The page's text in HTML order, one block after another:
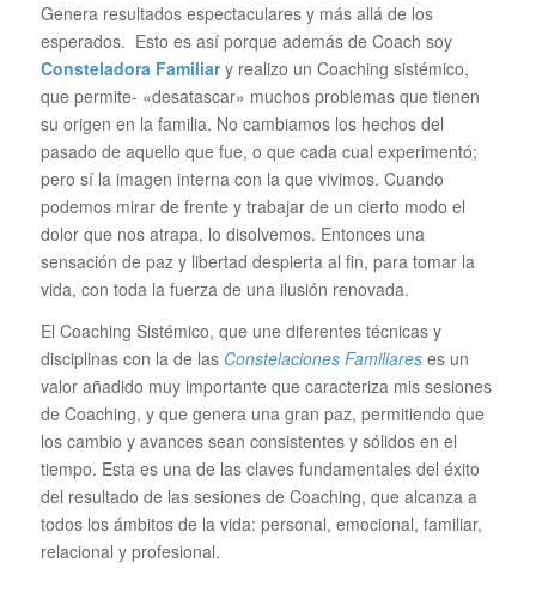
Genera resultados espectaculares y más allá de los
esperados. Esto es así porque además de Coach soy
Consteladora Familiary realizo un Coaching sistémico,
que permite- «desatascar» muchos problemas que tienen
su origen en la familia. No cambiamos los hechos del
pasado de aquello que fue, o que cada cual experimentó;
pero sí la imagen interna con la que vivimos. Cuando
podemos mirar de frente y trabajar de un cierto modo el
dolor que nos atrapa, lo disolvemos. Entonces una
sensación de paz y libertad despierta al fin, para tomar la
vida, con toda la fuerza de una ilusión renovada.
El Coaching Sistémico, que une diferentes técnicas y
disciplinas con la de las Constelaciones Familiares es un
valor añadido muy importante que caracteriza mis sesiones
de Coaching, y que genera una gran paz, permitiendo que
los cambio y avances sean consistentes y sólidos en el
tiempo. Esta es una de las claves fundamentales del éxito
del resultado de las sesiones de Coaching, que alcanza a
todos los ámbitos de la vida: personal, emocional, familiar,
relacional y profesional.